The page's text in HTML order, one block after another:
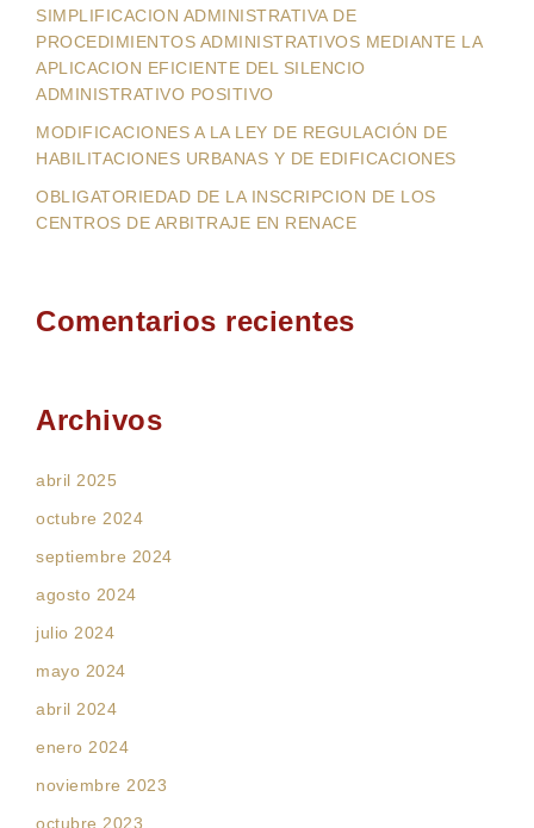
SIMPLIFICACION ADMINISTRATIVA DE
PROCEDIMIENTOS ADMINISTRATIVOS MEDIANTE LA
APLICACION EFICIENTE DEL SILENCIO
ADMINISTRATIVO POSITIVO
MODIFICACIONES A LA LEY DE REGULACIÓN DE
HABILITACIONES URBANAS Y DE EDIFICACIONES
OBLIGATORIEDAD DE LA INSCRIPCION DE LOS
CENTROS DE ARBITRAJE EN RENACE
Comentarios recientes
Archivos
abril 2025
octubre 2024
septiembre 2024
agosto 2024
julio 2024
mayo 2024
abril 2024
enero 2024
noviembre 2023
octubre 2023